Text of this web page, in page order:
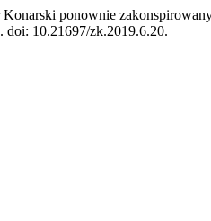
ponownie
doi: 10.21697/zk.2019.6.20.